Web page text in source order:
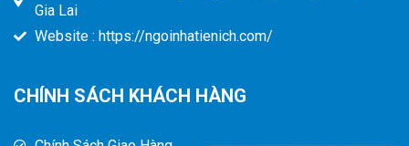
Gia Lai
Website : https://ngoinhatienich.com/
CHÍNH SÁCH KHÁCH HÀNG